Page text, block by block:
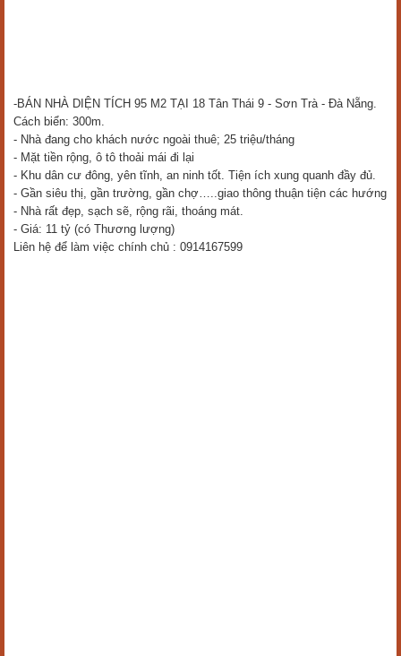
-BÁN NHÀ DIỆN TÍCH 95 M2 TẠI 18 Tân Thái 9 - Sơn Trà - Đà Nẵng.
Cách biển: 300m.
- Nhà đang cho khách nước ngoài thuê; 25 triệu/tháng
- Mặt tiền rộng, ô tô thoải mái đi lại
- Khu dân cư đông, yên tĩnh, an ninh tốt. Tiện ích xung quanh đầy đủ.
- Gần siêu thị, gần trường, gần chợ…..giao thông thuận tiện các hướng
- Nhà rất đẹp, sạch sẽ, rộng rãi, thoáng mát.
- Giá: 11 tỷ (có Thương lượng)
Liên hệ để làm việc chính chủ : 0914167599